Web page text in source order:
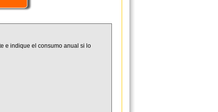
e indique el consumo anual si lo